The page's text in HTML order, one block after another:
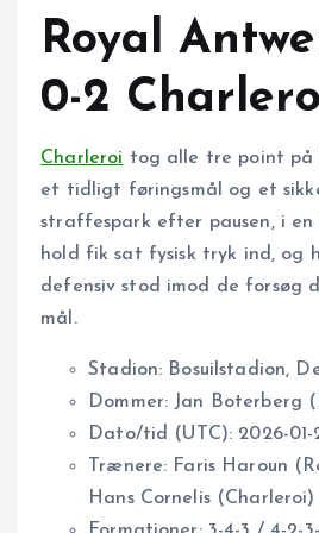
Royal
0-2
Charleroi tog alle tre point på
et tidligt føringsmål og et
straffespark efter pausen, i en
hold fik sat fysisk tryk ind, og
defensiv stod imod de forsøg
mål.
Stadion: Bosuilstadion,
Dommer: Jan Boterberg
Dato/tid (UTC): 2026-01-
Trænere: Faris Haroun
Hans Cornelis (Charleroi)